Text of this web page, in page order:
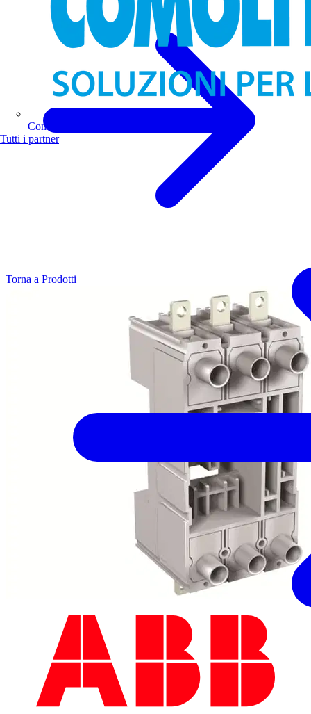
Comoli Ferrari
Tutti i partner
Torna a Prodotti